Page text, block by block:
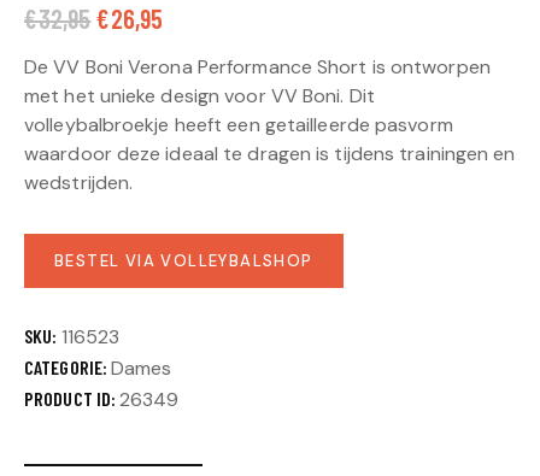
€32,95€26,95
De VV Boni Verona Performance Short is ontworpen
met het unieke design voor VV Boni. Dit
volleybalbroekje heeft een getailleerde pasvorm
waardoor deze ideaal te dragen is tijdens trainingen en
wedstrijden.
BESTEL VIA VOLLEYBALSHOP
SKU: 116523
CATEGORIE:Dames
PRODUCT ID: 26349